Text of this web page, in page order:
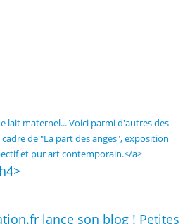
lait maternel... Voici parmi d'autres des
de "La part des anges", exposition
et pur art contemporain.</a>
lance son blog ! Petites